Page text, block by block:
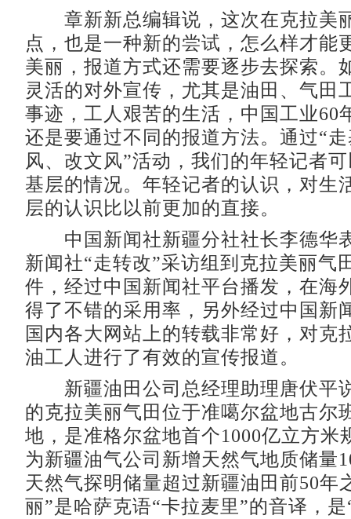
章新新总编辑说，这次在克拉美
点，也是一种新的尝试，怎么样才能
美丽，报道方式还需要逐步去探索。
灵活的对外宣传，尤其是油田、气田
事迹，工人艰苦的生活，中国工业60
还是要通过不同的报道方法。通过“
风、改文风”活动，我们的年轻记者
基层的情况。年轻记者的认识，对生
层的认识比以前更加的直接。
中国新闻社新疆分社社长李德华
新闻社“走转改”采访组到克拉美丽气
件，经过中国新闻社平台播发，在海
得了不错的采用率，另外经过中国新
国内各大网站上的转载非常好，对克
油工人进行了有效的宣传报道。
新疆油田公司总经理助理唐伏平
的克拉美丽气田位于准噶尔盆地古尔
地，是准格尔盆地首个1000亿立方米
为新疆油气公司新增天然气地质储量
天然气探明储量超过新疆油田前50年
丽”是哈萨克语“卡拉麦里”的音译，